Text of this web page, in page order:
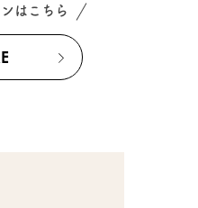
はこちら